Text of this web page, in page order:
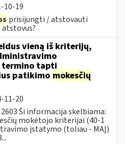
10-19
prisijungti / atstovauti
vieną iš kriterijų,
tapti
patikimo mokesčių
11-20
Ši informacija skelbiama:
mokėtojo kriterijai (40-1
įstatymo (toliau - MAĮ)